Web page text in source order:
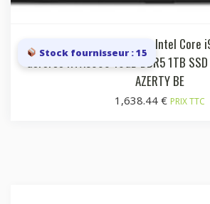
Laptop 15.6i FHD 144Hz IPS Intel Core
GeForce RTX5060 16GB DDR5 1TB
AZERTY BE
1,638.44 € PRIX TTC
Stock fournisseur : 15